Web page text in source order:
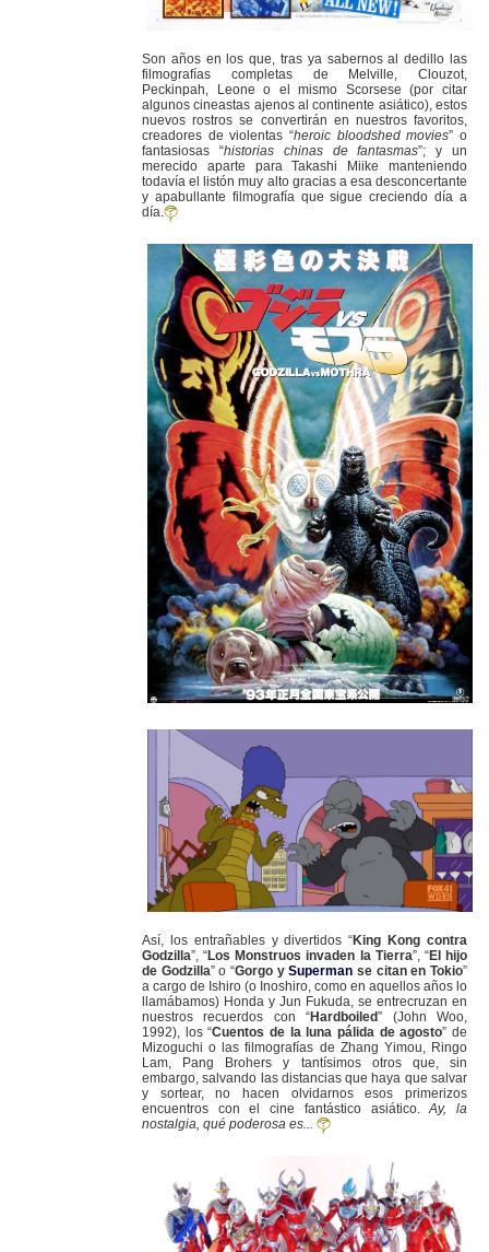
Son años en los que, tras ya sabernos al dedillo las
filmografías completas de Melville, Clouzot,
Peckinpah, Leone o el mismo Scorsese (por citar
algunos cineastas ajenos al continente asiático), estos
nuevos rostros se convertirán en nuestros favoritos,
creadores de violentas “heroic bloodshed movies” o
fantasiosas “historias chinas de fantasmas”; y un
merecido aparte para Takashi Miike manteniendo
todavía el listón muy alto gracias a esa desconcertante
y apabullante filmografía que sigue creciendo día a
día.
Así, los entrañables y divertidos “King Kong contra
Godzilla”, “Los Monstruos invaden la Tierra”, “El hijo
de Godzilla” o “Gorgo ySuperman se citan en Tokio”
a cargo de Ishiro (o Inoshiro, como en aquellos años lo
llamábamos) Honda y Jun Fukuda, se entrecruzan en
nuestros recuerdos con “Hardboiled” (John Woo,
1992), los “Cuentos de la luna pálida de agosto” de
Mizoguchi o las filmografías de Zhang Yimou, Ringo
Lam, Pang Brohers y tantísimos otros que, sin
embargo, salvando las distancias que haya que salvar
y sortear, no hacen olvidarnos esos primerizos
encuentros con el cine fantástico asiático.Ay, la
nostalgia, qué poderosa es...